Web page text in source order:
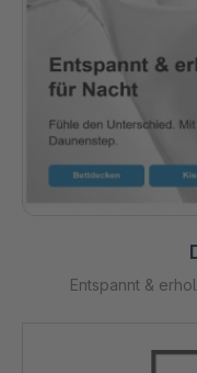
Entspannt &